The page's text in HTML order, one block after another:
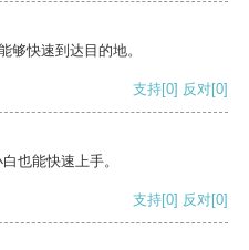
够快速到达目的地。
支持[0] 反对[0]
也能快速上手。
支持[0] 反对[0]